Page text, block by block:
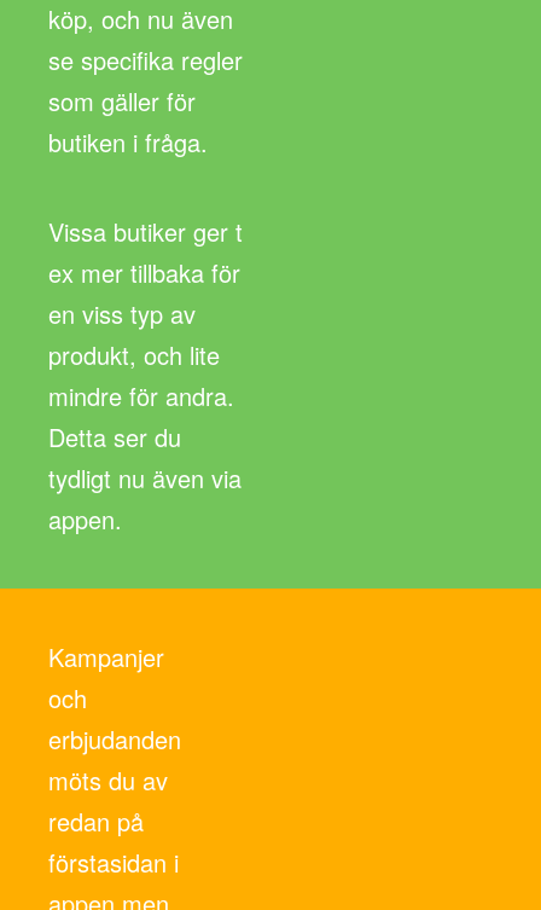
köp, och nu även
se specifika regler
som gäller för
butiken i fråga.
Vissa butiker ger t
ex mer tillbaka för
en viss typ av
produkt, och lite
mindre för andra.
Detta ser du
tydligt nu även via
appen.
Kampanjer
och
erbjudanden
möts du av
redan på
förstasidan i